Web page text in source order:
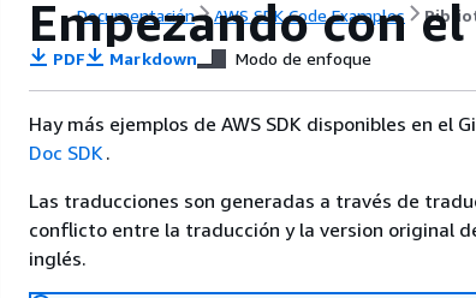
Documentación AWS SDK Code Examples
Empezando con
PDF Markdown Modo de enfoque
Hay más ejemplos de AWS SDK disponibles en el
Doc SDK.
Las traducciones son generadas a través de
conflicto entre la traducción y la version original
inglés.